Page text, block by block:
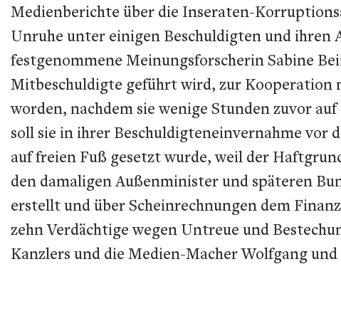
Medienberichte über die Inseraten-
Unruhe unter einigen Beschuldigten und ihren
festgenommene Meinungsforscherin Sabine
Mitbeschuldigte geführt wird, zur Kooperation
worden, nachdem sie wenige Stunden zuvor
soll sie in ihrer Beschuldigteneinvernahme vor
auf freien Fuß gesetzt wurde, weil der
den damaligen Außenminister und späteren
erstellt und über Scheinrechnungen dem
zehn Verdächtige wegen Untreue und
Kanzlers und die Medien-Macher Wolfgang